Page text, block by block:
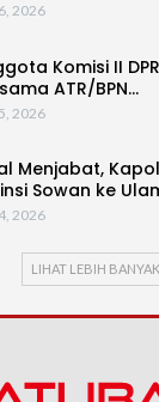
2026
Komisi II
ATR/BPN…
2026
Menjabat,
Sowan ke
2026
LIHAT LEBIH BANYAK